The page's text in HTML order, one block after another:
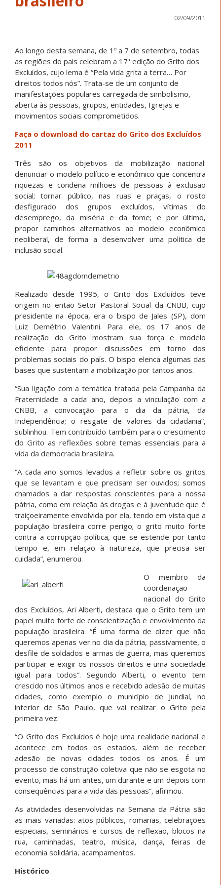
02/09/2011
Ao longo desta semana, de 1º a 7 de setembro, todas
as regiões do país celebram a 17ª edição do Grito dos
Excluídos, cujo lema é “Pela vida grita a terra… Por
direitos todos nós”. Trata-se de um conjunto de
manifestações populares carregada de simbolismo,
aberta às pessoas, grupos, entidades, Igrejas e
movimentos sociais comprometidos.
Faça o download do cartaz do Grito dos Excluídos
2011
Três são os objetivos da mobilização nacional:
denunciar o modelo político e econômico que concentra
riquezas e condena milhões de pessoas à exclusão
social; tornar público, nas ruas e praças, o rosto
desfigurado dos grupos excluídos, vítimas do
desemprego, da miséria e da fome; e por último,
propor caminhos alternativos ao modelo econômico
neoliberal, de forma a desenvolver uma política de
inclusão social.
Realizado desde 1995, o Grito dos Excluídos teve
origem no então Setor Pastoral Social da CNBB, cujo
presidente na época, era o bispo de Jales (SP), dom
Luiz Demétrio Valentini. Para ele, os 17 anos de
realização do Grito mostram sua força e modelo
eficiente para propor discussões em torno dos
problemas sociais do país. O bispo elenca algumas das
bases que sustentam a mobilização por tantos anos.
“Sua ligação com a temática tratada pela Campanha da
Fraternidade a cada ano, depois a vinculação com a
CNBB, a convocação para o dia da pátria, da
Independência; o resgate de valores da cidadania”,
sublinhou. Tem contribuído também para o crescimento
do Grito as reflexões sobre temas essenciais para a
vida da democracia brasileira.
“A cada ano somos levados a refletir sobre os gritos
que se levantam e que precisam ser ouvidos; somos
chamados a dar respostas conscientes para a nossa
pátria, como em relação às drogas e à juventude que é
traiçoeiramente envolvida por ela, tendo em vista que a
população brasileira corre perigo; o grito muito forte
contra a corrupção política, que se estende por tanto
tempo e, em relação à natureza, que precisa ser
cuidada”, enumerou.
O membro da
coordenação
nacional do Grito
dos Excluídos, Ari Alberti, destaca que o Grito tem um
papel muito forte de conscientização e envolvimento da
população brasileira. “É uma forma de dizer que não
queremos apenas ver no dia da pátria, passivamente, o
desfile de soldados e armas de guerra, mas queremos
participar e exigir os nossos direitos e uma sociedade
igual para todos”. Segundo Alberti, o evento tem
crescido nos últimos anos e recebido adesão de muitas
cidades, como exemplo o município de Jundiaí, no
interior de São Paulo, que vai realizar o Grito pela
primeira vez.
“O Grito dos Excluídos é hoje uma realidade nacional e
acontece em todos os estados, além de receber
adesão de novas cidades todos os anos. É um
processo de construção coletiva que não se esgota no
evento, mas há um antes, um durante e um depois com
consequências para a vida das pessoas”, afirmou.
As atividades desenvolvidas na Semana da Pátria são
as mais variadas: atos públicos, romarias, celebrações
especiais, seminários e cursos de reflexão, blocos na
rua, caminhadas, teatro, música, dança, feiras de
economia solidária, acampamentos.
Histórico